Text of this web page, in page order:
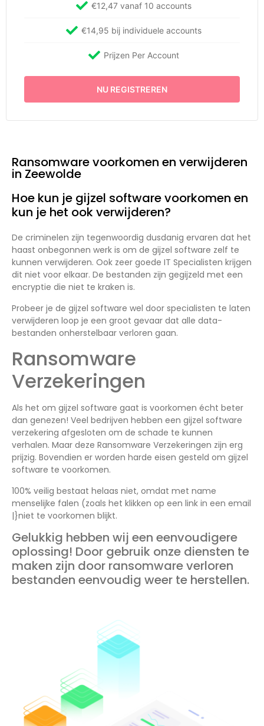
€12,47 vanaf 10 accounts
€14,95 bij individuele accounts
Prijzen Per Account
NU REGISTREREN
Ransomware voorkomen en verwijderen
in Zeewolde
Hoe kun je gijzel software voorkomen en
kun je het ook verwijderen?
De criminelen zijn tegenwoordig dusdanig ervaren dat het
haast onbegonnen werk is om de gijzel software zelf te
kunnen verwijderen. Ook zeer goede IT Specialisten krijgen
dit niet voor elkaar. De bestanden zijn gegijzeld met een
encryptie die niet te kraken is.
Probeer je de gijzel software wel door specialisten te laten
verwijderen loop je een groot gevaar dat alle data-
bestanden onherstelbaar verloren gaan.
Ransomware
Verzekeringen
Als het om gijzel software gaat is voorkomen écht beter
dan genezen! Veel bedrijven hebben een gijzel software
verzekering afgesloten om de schade te kunnen
verhalen. Maar deze Ransomware Verzekeringen zijn erg
prijzig. Bovendien er worden harde eisen gesteld om gijzel
software te voorkomen.
100% veilig bestaat helaas niet, omdat met name
menselijke falen (zoals het klikken op een link in een email
|}niet te voorkomen blijkt.
Gelukkig hebben wij een eenvoudigere
oplossing! Door gebruik onze diensten te
maken zijn door ransomware verloren
bestanden eenvoudig weer te herstellen.